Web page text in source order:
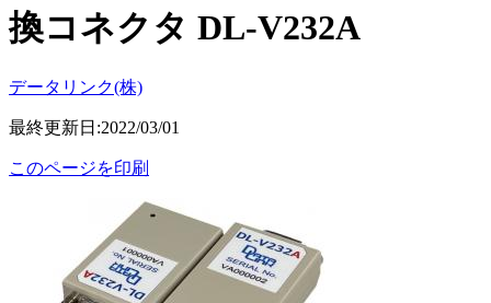
換コネクタ DL-V232A
データリンク(株)
最終更新日:2022/03/01
このページを印刷